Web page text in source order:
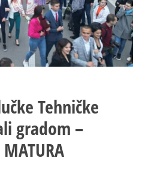
Tehničke
gradom –